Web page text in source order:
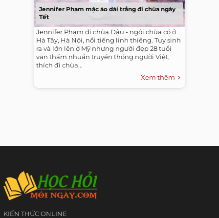
Jennifer Phạm mặc áo dài trắng đi chùa ngày
Tết
Jennifer Phạm đi chùa Đậu - ngôi chùa cổ ở
Hà Tây, Hà Nội, nổi tiếng linh thiêng. Tuy sinh
ra và lớn lên ở Mỹ nhưng người đẹp 28 tuổi
vẫn thấm nhuần truyền thống người Việt,
thích đi chùa...
Xem thêm
KIẾN THỨC ONLINE